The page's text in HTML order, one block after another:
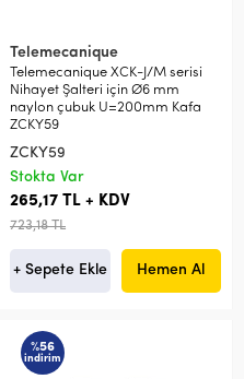
Telemecanique
Telemecanique XCK-J/M serisi
Nihayet Şalteri için Ø6 mm
naylon çubuk U=200mm Kafa
ZCKY59
ZCKY59
Stokta Var
265,17 TL + KDV
723,18 TL
+ Sepete Ekle Hemen Al
%56
indirim